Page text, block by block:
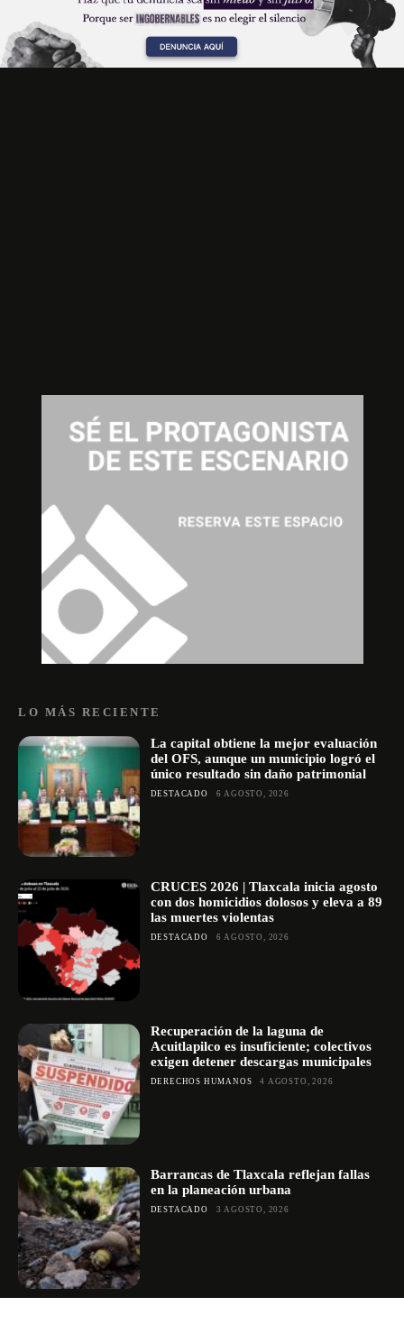
LO MÁS RECIENTE
La capital obtiene la mejor evaluación
del OFS, aunque un municipio logró el
único resultado sin daño patrimonial
DESTACADO 6 AGOSTO, 2026
CRUCES 2026 | Tlaxcala inicia agosto
con dos homicidios dolosos y eleva a 89
las muertes violentas
DESTACADO 6 AGOSTO, 2026
Recuperación de la laguna de
Acuitlapilco es insuficiente; colectivos
exigen detener descargas municipales
DERECHOS HUMANOS 4 AGOSTO, 2026
Barrancas de Tlaxcala reflejan fallas
en la planeación urbana
DESTACADO 3 AGOSTO, 2026